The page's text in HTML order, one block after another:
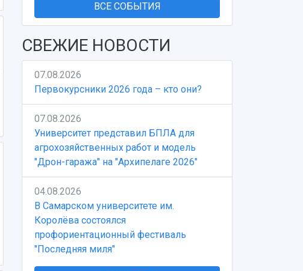
ВСЕ СОБЫТИЯ
СВЕЖИЕ НОВОСТИ
07.08.2026
Первокурсники 2026 года – кто они?
07.08.2026
Университет представил БПЛА для
агрохозяйственных работ и модель
"Дрон-гаража" на "Архипелаге 2026"
04.08.2026
В Самарском университете им.
Королёва состоялся
профориентационный фестиваль
"Последняя миля"